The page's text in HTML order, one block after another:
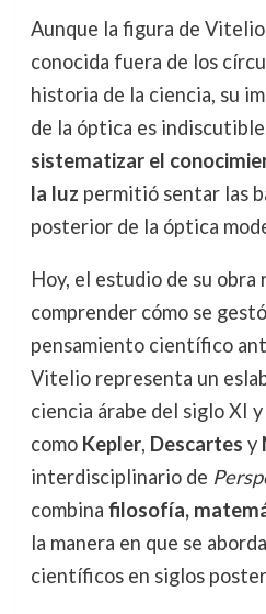
Aunque la figura de
conocida fuera de los
historia de la ciencia, su
de la óptica es
sistematizar el
la luz permitió sentar las
posterior de la óptica
Hoy, el estudio de su obra
comprender cómo se
pensamiento científico
Vitelio representa un
ciencia árabe del siglo XI
como Kepler, Descartes y
interdisciplinario de
combina filosofía,
la manera en que se
científicos en siglos